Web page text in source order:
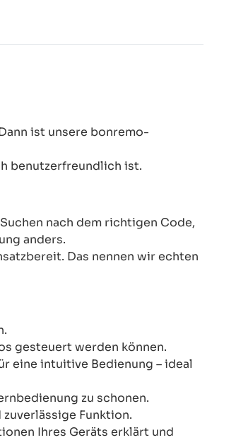
ist unsere bonremo-
benutzerfreundlich ist.
nach dem richtigen Code,
anders.
Das nennen wir echten
gesteuert werden können.
eine intuitive Bedienung – ideal
zu schonen.
Funktion.
Ihres Geräts erklärt und